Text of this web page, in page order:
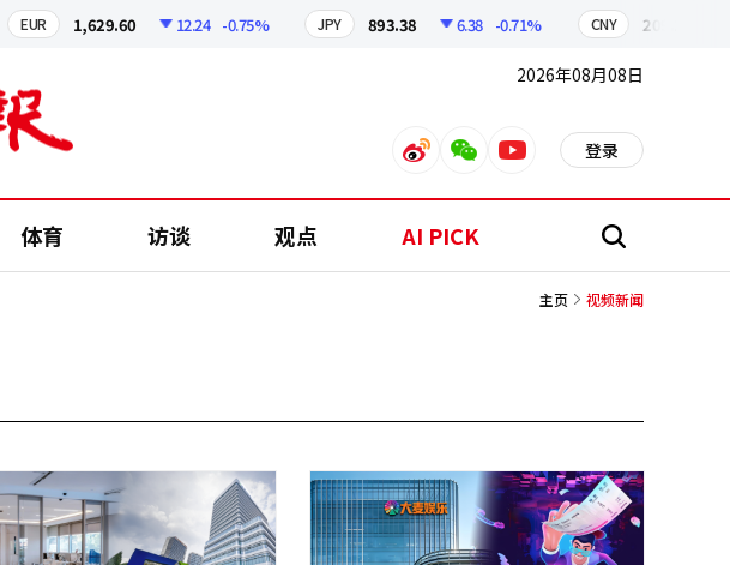
EUR 1,629.60 12.24 -0.75% JPY 893.38 6.38 -0.71% CNY 209.17
2026年08月08日
weiboweixinyoutube 登录
体育 访谈 观点 AI PICK 搜
主页 视频新闻